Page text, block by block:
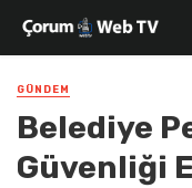
GÜNDEM
Belediye
Güvenliği